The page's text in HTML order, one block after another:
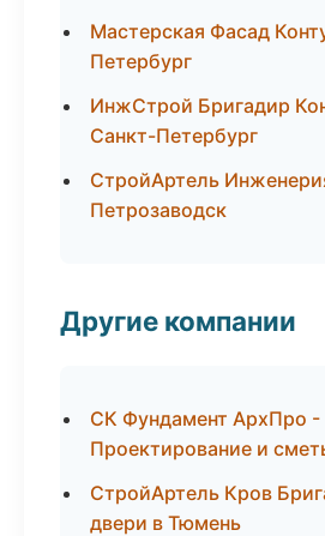
Мастерская Фасад
Петербург
ИнжСтрой Бригадир
Санкт-Петербург
СтройАртель
Петрозаводск
Другие компании
СК Фундамент АрхПро -
Проектирование и
СтройАртель Кров
двери в Тюмень